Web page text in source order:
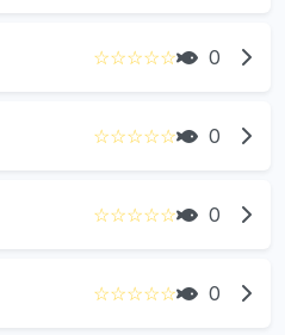
☆☆☆☆☆ 0
☆☆☆☆☆ 0
☆☆☆☆☆ 0
☆☆☆☆☆ 0